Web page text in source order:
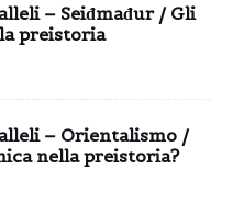
– Seiđmađur / Gli
preistoria
– Orientalismo /
nella preistoria?